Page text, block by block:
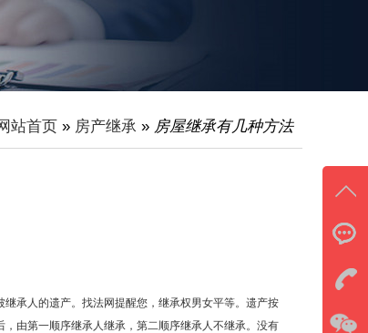
站首页 » 房产继承 » 房屋继承有几种方法
承人的遗产。找法网提醒您，继承权男女平等。遗产按
由第一顺序继承人继承，第二顺序继承人不继承。没有
在